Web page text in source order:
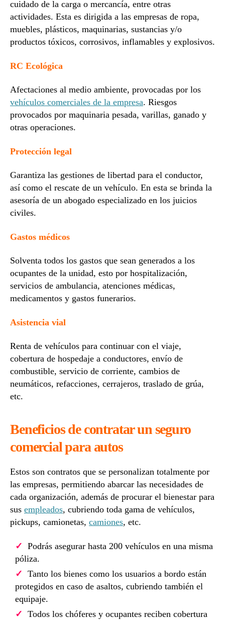
cuidado de la carga o mercancía, entre otras
actividades. Esta es dirigida a las empresas de ropa,
muebles, plásticos, maquinarias, sustancias y/o
productos tóxicos, corrosivos, inflamables y explosivos.
RC Ecológica
Afectaciones al medio ambiente, provocadas por los
vehículos comerciales de la empresa. Riesgos
provocados por maquinaria pesada, varillas, ganado y
otras operaciones.
Protección legal
Garantiza las gestiones de libertad para el conductor,
así como el rescate de un vehículo. En esta se brinda la
asesoría de un abogado especializado en los juicios
civiles.
Gastos médicos
Solventa todos los gastos que sean generados a los
ocupantes de la unidad, esto por hospitalización,
servicios de ambulancia, atenciones médicas,
medicamentos y gastos funerarios.
Asistencia vial
Renta de vehículos para continuar con el viaje,
cobertura de hospedaje a conductores, envío de
combustible, servicio de corriente, cambios de
neumáticos, refacciones, cerrajeros, traslado de grúa,
etc.
Beneficios de contratar un seguro
comercial para autos
Estos son contratos que se personalizan totalmente por
las empresas, permitiendo abarcar las necesidades de
cada organización, además de procurar el bienestar para
sus empleados, cubriendo toda gama de vehículos,
pickups, camionetas, camiones, etc.
Podrás asegurar hasta 200 vehículos en una misma
póliza.
Tanto los bienes como los usuarios a bordo están
protegidos en caso de asaltos, cubriendo también el
equipaje.
Todos los chóferes y ocupantes reciben cobertura